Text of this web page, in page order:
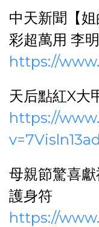
中天新聞【
彩超萬用 李
https://
天后點紅X大
https://
母親節驚喜
護身符
https://